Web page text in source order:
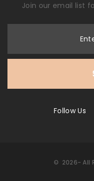
Join our email list
Follow Us
© 2026- All